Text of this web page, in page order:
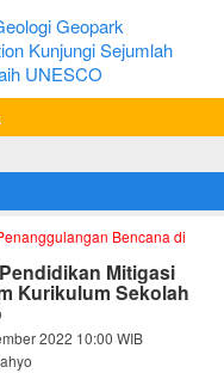
Geopark
Kunjungi Sejumlah
UNESCO
Bencana di
Mitigasi
Kurikulum Sekolah
2022 10:00 WIB